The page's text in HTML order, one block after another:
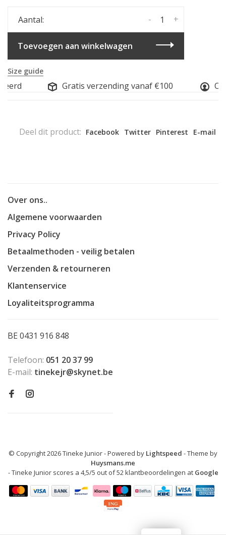
Aantal: +
-
Toevoegen aan winkelwagen
Size guide
Gratis verzending vanaf €100
Deel dit product: Facebook Twitter Pinterest E-mail
Over ons..
Algemene voorwaarden
Privacy Policy
Betaalmethoden - veilig betalen
Verzenden & retourneren
Klantenservice
Loyaliteitsprogramma
BE 0431 916 848
Telefoon: 051 20 37 99
E-mail: tinekejr@skynet.be
© Copyright 2026 Tineke Junior- Powered by Lightspeed - Theme by
Huysmans.me
-Tineke Junior scores a 4,5/5 out of52 klantbeoordelingen at Google